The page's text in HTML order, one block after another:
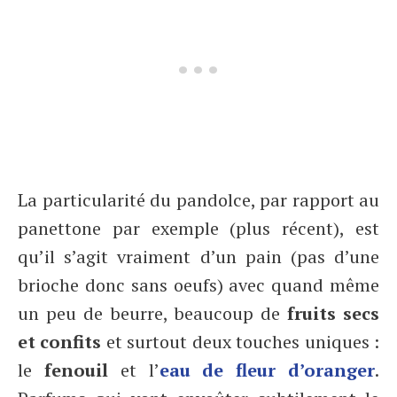
La particularité du pandolce, par rapport au
panettone par exemple (plus récent), est
qu’il s’agit vraiment d’un pain (pas d’une
brioche donc sans oeufs) avec quand même
un peu de beurre, beaucoup defruits secs
et confits et surtout deux touches uniques :
le fenouilet l’eau de fleur d’oranger.